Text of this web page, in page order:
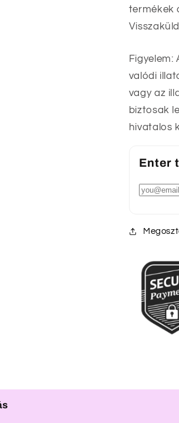
termékek
valódi
vagy az
biztosak
hivatalos
Enter